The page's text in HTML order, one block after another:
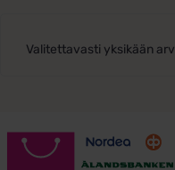
Valitettavasti yksikään